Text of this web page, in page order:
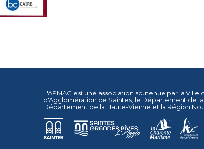
L'APMAC est une association soutenue par la Ville
d'Agglomération de Saintes , le Département de
Département de la Haute-Vienne et la Région